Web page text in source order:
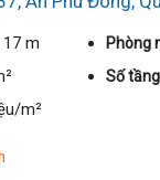
17 m Phòng
Số
m²